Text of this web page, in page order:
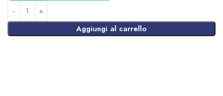
Aggiungi al carrello